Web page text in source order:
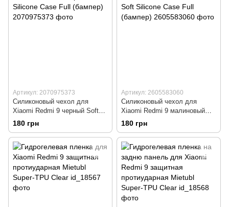
Артикул: 2070975373
Силиконовый чехол для
Xiaomi Redmi 9 черный Soft
Silicone Case Full (бампер)
180 грн
Артикул: 2605583060
Силиконовый чехол для
Xiaomi Redmi 9 малиновый
Soft Silicone Case Full
(бампер)
180 грн